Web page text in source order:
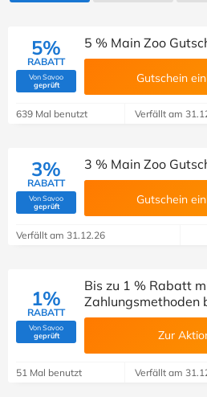
5%
RABATT
Von Savoo
geprüft(Von Savoo geprüft)
5 % Main Zoo
Gutschein
639 Mal benutzt Verfällt am
3%
RABATT
Von Savoo
geprüft(Von Savoo geprüft)
3 % Main Zoo
Gutschein
Verfällt am 31.12.26
1%
RABATT
Von Savoo
geprüft(Von Savoo geprüft)
Bis zu 1 % Rabatt
Zahlungsmethoden
Zur
51 Mal benutzt Verfällt am